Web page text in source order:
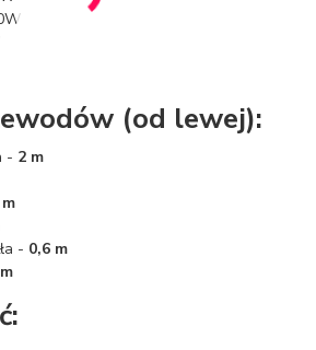
(od lewej):
- 2 m
- 0,6 m